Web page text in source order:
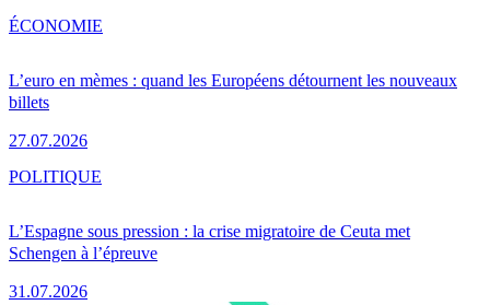
L’euro en mèmes : quand les Européens détournent les nouveaux
billets
27.07.2026
ÉCONOMIE
L’Espagne sous pression : la crise migratoire de Ceuta met
Schengen à l’épreuve
31.07.2026
POLITIQUE